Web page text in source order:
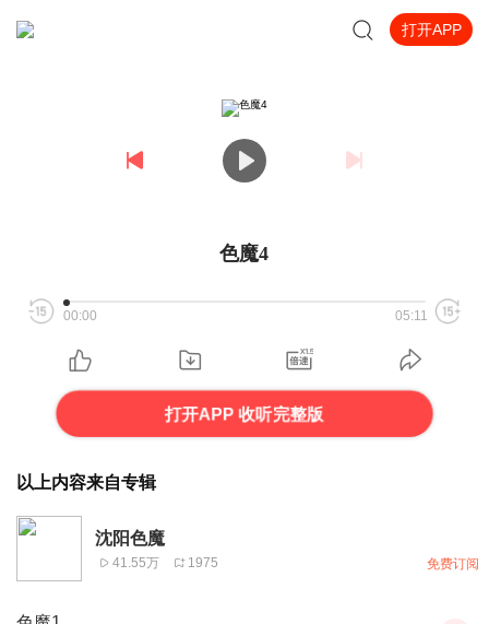
打开APP
色魔4
00:00 05:11
打开APP 收听完整版
以上内容来自专辑
沈阳色魔
41.55万 1975 免费订阅